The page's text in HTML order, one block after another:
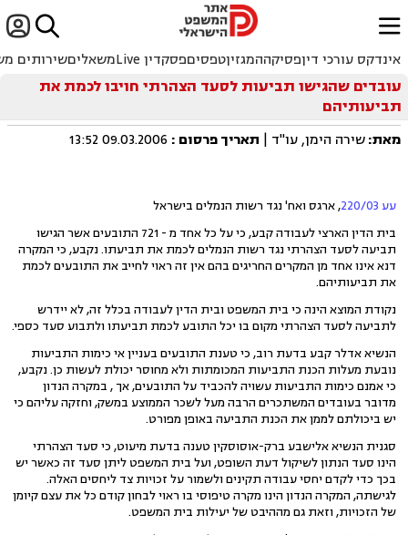

ﱐ
אינדקס עורכי דיןפסיקההמגזיןטפסיםפסקדין Live משאליםשירותים
עובדים שהגישו תביעות לסעד הצהרתי חויבו לכמת את
תביעותיהם
מאת:שירה הימן, עו"ד | תאריך פרסום :
09.03.2006 13:52
עע 220/03
, ארגס ואח' נגד רשות הנמלים בישראל
בית הדין הארצי לעבודה קבע, כי על כל אחד מ - 721 התובעים אשר הגישו
תביעה לסעד הצהרתי נגד רשות הנמלים לכמת את תביעתו. נקבע, כי המקרה
דנא אינו אחד מן המקרים החריגים בהם אין זה ראוי לחייב את התובעים לכמת
את תביעותיהם.
נקודת המוצא הינה כי בית המשפט ובית הדין לעבודה בכלל זה, לא יידרש
לתביעה לסעד הצהרתי מקום בו יכל התובע לכמת תביעתו ולתבוע סעד כספי.
הנשיא אדלר קבע בדעת רוב, כי טענת התובעים בעניין אי כימות התביעות
נובעת מעלות הכנת התביעות המכומתות ולא מחוסר יכולת לעשות כן. נקבע,
כי אמנם כימות התביעות עשויה להכביד על התובעים, אך , במקרה הנדון
מדובר בעובדים המשתכרים הרבה מעל לשכר הממוצע במשק, וחזקה עליהם כי
יש ביכולתם לממן את הכנת התביעה באופן מפורט.
סגנית הנשיא אלישבע ברק-אוסוסקין טענה בדעת מיעוט, כי סעד הצהרתי
הינו סעד הנתון לשיקול דעת השופט, ועל בית המשפט ליתן סעד זה כאשר יש
בכך כדי לקדם יחסי עבודה תקינים ולשמור על זכויות צד ליחסים האלה.
לגישתה, המקרה הנדון הינו מקרה טיפוסי בו ראוי לבחון קודם כל את עצם קיומן
של הזכויות, וזאת גם מההיבט של יעילות בית המשפט.